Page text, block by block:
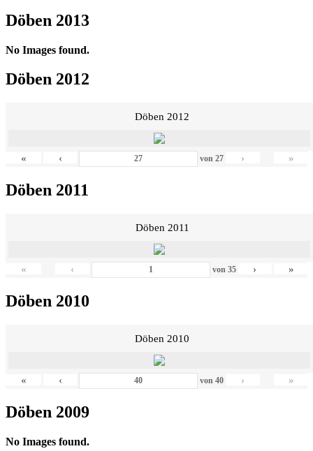
Döben 2013
No Images found.
Döben 2012
Döben 2012
« ‹ von27 › »
Döben 2011
Döben 2011
« ‹ von 35 › »
Döben 2010
Döben 2010
« ‹ von40 › »
Döben 2009
No Images found.